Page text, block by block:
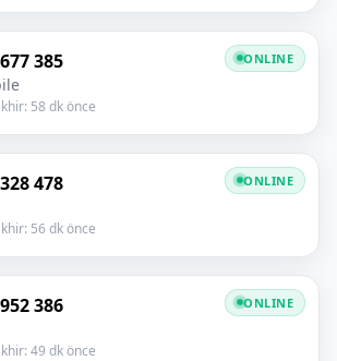
385
58 dk önce
ONLINE
478
56 dk önce
ONLINE
386
49 dk önce
ONLINE